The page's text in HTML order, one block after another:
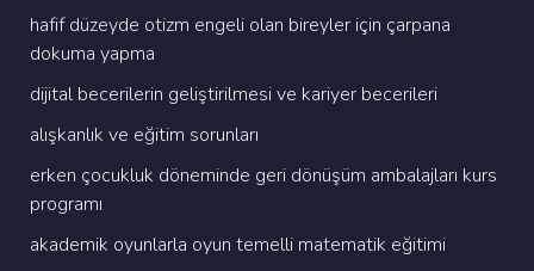
hafi̇f düzeyde oti̇zm engeli̇ olan bi̇reyler i̇çi̇n çarpana
dokuma yapma
di̇ji̇tal beceri̇leri̇n geli̇şti̇ri̇lmesi̇ ve kari̇yer beceri̇leri̇
alişkanlik ve eği̇ti̇m sorunlari
erken çocukluk dönemi̇nde geri̇ dönüşüm ambalajlari kurs
programi
akademi̇k oyunlarla oyun temelli̇ matemati̇k eği̇ti̇mi̇